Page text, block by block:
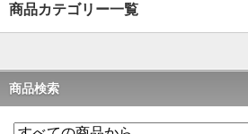
商品カテゴリー一覧
商品検索